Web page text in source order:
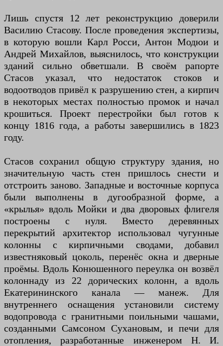
Лишь спустя 12 лет реконструкцию доверили
Василию Стасову. После проведения экспертизы,
в которую вошли Карл Росси, Антон Модюи и
Андрей Михайлов, выяснилось, что конструкции
зданий сильно обветшали. В своём рапорте
Стасов указал, что недостаток стоков и
водоотводов привёл к разрушению стен, а кирпич
в некоторых местах полностью промок и начал
крошиться. Проект перестройки был готов к
концу 1816 года, а работы завершились в 1823
году.
Стасов сохранил общую структуру здания, но
значительную часть стен пришлось снести и
отстроить заново. Западные и восточные корпуса
были выполнены в дугообразной форме, а
«крылья» вдоль Мойки и два дворовых флигеля
построены с нуля. Вместо деревянных
перекрытий архитектор использовал чугунные
колонны с кирпичными сводами, добавил
известняковый цоколь, перенёс окна и дверные
проёмы. Вдоль Конюшенного переулка он возвёл
колоннаду из 22 дорических колонн, а вдоль
Екатерининского канала — манеж. Для
внутреннего оснащения установили систему
водопровода с гранитными поильными чашами,
созданными Самсоном Сухановым, и печи для
отопления, разработанные инженером Н. И.